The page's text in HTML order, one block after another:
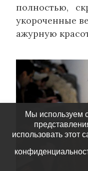
полностью,
укороченные
ажурную
Мы используем
использовать этот